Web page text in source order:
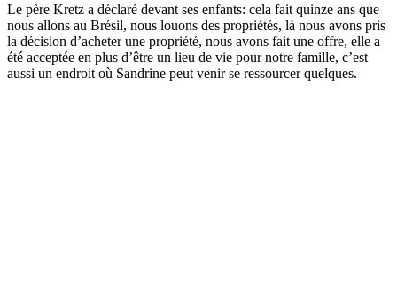
Le père Kretz a déclaré devant ses enfants: cela fait quinze ans que
nous allons au Brésil, nous louons des propriétés, là nous avons pris
la décision d’acheter une propriété, nous avons fait une offre, elle a
été acceptée en plus d’être un lieu de vie pour notre famille, c’est
aussi un endroit où Sandrine peut venir se ressourcer quelques.